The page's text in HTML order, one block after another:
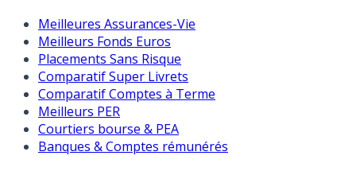
Meilleures Assurances-Vie
Meilleurs Fonds Euros
Placements Sans Risque
Comparatif Super Livrets
Comparatif Comptes à Terme
Meilleurs PER
Courtiers bourse & PEA
Banques & Comptes rémunérés